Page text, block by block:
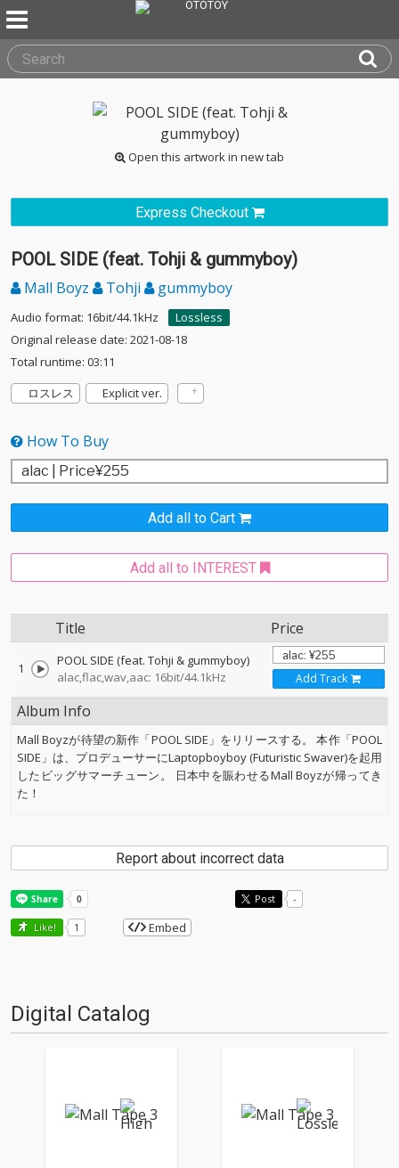
Open this artwork in new tab
Express Checkout
POOL SIDE (feat. Tohji & gummyboy)
Mall Boyz Tohji gummyboy
Audio format: 16bit/44.1kHz
Lossless
Original release date: 2021-08-18
Total runtime: 03:11
ロスレス
Explicit ver.
How To Buy
Add all to Cart
Add all to INTEREST
Title Price
1
POOL SIDE (feat. Tohji & gummyboy)
alac,flac,wav,aac: 16bit/44.1kHz
Add Track
Album Info
Mall Boyzが待望の新作「POOL SIDE」をリリースする。 本作「POOL
SIDE」は、プロデューサーにLaptopboyboy (Futuristic Swaver)を起用
したビッグサマーチューン。 日本中を賑わせるMall Boyzが帰ってき
た！
Report about incorrect data
Post -
Like! 1 Embed
Digital Catalog